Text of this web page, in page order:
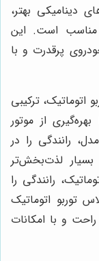
دینامیکی بهتر،
مناسب است. این
پرقدرت و با
اتوماتیک، ترکیبی
از موتور
رانندگی را در
لذت‌بخش‌تر
رانندگی را
توربو اتوماتیک
و با امکانات